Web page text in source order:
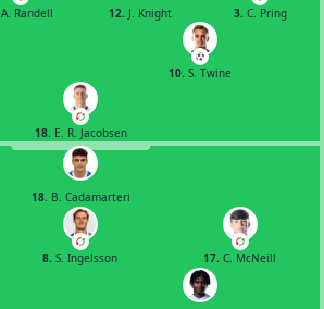
A. Randell 12. J. Knight 3. C. Pring
10. S. Twine
18. E. R. Jacobsen
18. B. Cadamarteri
8. S. Ingelsson 17. C. McNeill